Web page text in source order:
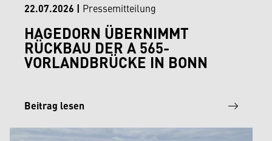
22.07.2026 | Pressemitteilung
HAGEDORN ÜBERNIMMT
RÜCKBAU DER A 565-
VORLANDBRÜCKE IN BONN
Beitrag lesen